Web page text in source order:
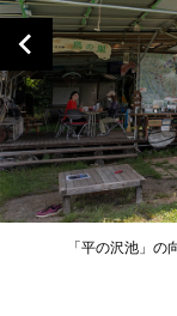
「平の沢池」